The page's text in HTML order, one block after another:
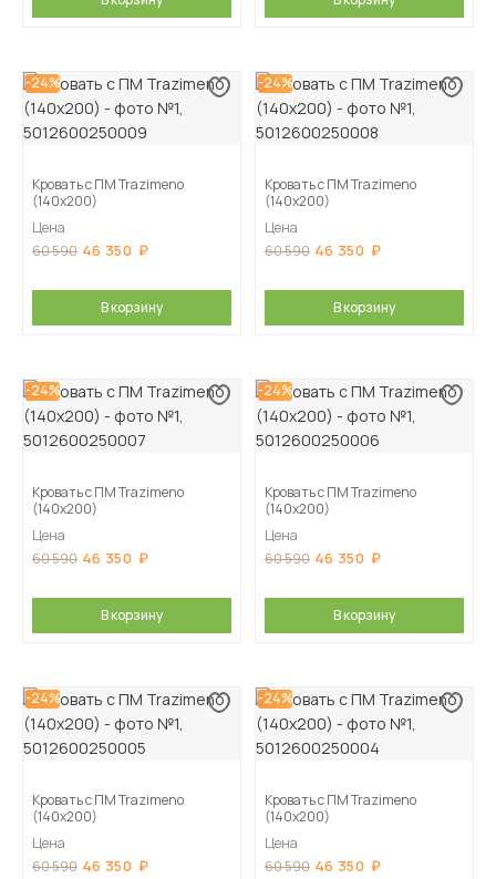
-24%
Кровать с ПМ Trazimeno
(140х200)
Цена
60 590 46 350
В корзину
-24%
Кровать с ПМ Trazimeno
(140х200)
Цена
60 590 46 350
В корзину
-24%
Кровать с ПМ Trazimeno
(140х200)
Цена
60 590 46 350
В корзину
-24%
Кровать с ПМ Trazimeno
(140х200)
Цена
60 590 46 350
В корзину
-24%
Кровать с ПМ Trazimeno
(140х200)
Цена
60 590 46 350
-24%
Кровать с ПМ Trazimeno
(140х200)
Цена
60 590 46 350